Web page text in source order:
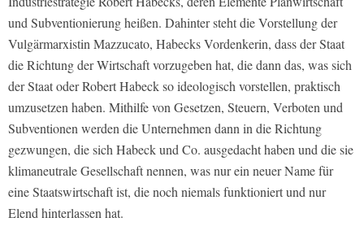
und Subventionierung heißen. Dahinter steht die Vorstellung der
Vulgärmarxistin Mazzucato, Habecks Vordenkerin, dass der Staat
die Richtung der Wirtschaft vorzugeben hat, die dann das, was sich
der Staat oder Robert Habeck so ideologisch vorstellen, praktisch
umzusetzen haben. Mithilfe von Gesetzen, Steuern, Verboten und
Subventionen werden die Unternehmen dann in die Richtung
gezwungen, die sich Habeck und Co. ausgedacht haben und die sie
klimaneutrale Gesellschaft nennen, was nur ein neuer Name für
eine Staatswirtschaft ist, die noch niemals funktioniert und nur
Elend hinterlassen hat.